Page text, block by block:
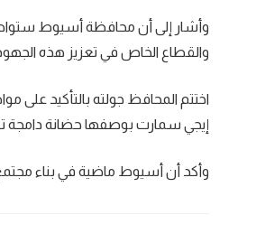
وأشار إلى أن محافظة أسيوط
والقطاع الخاص في تعزيز هذه
اختتم المحافظ جولته بالتأكيد على
إيجي سمارت بوصفها حضانة دامجة
وأكد أن أسيوط ماضية في بناء مجتمع